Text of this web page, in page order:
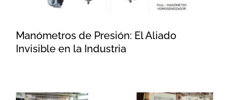
Manómetros de Presión: El Aliado
Invisible en la Industria